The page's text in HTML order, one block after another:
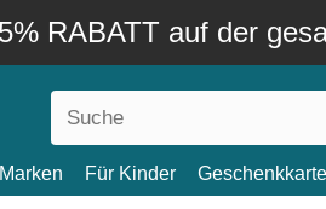
RABATT auf der
Marken Für Kinder